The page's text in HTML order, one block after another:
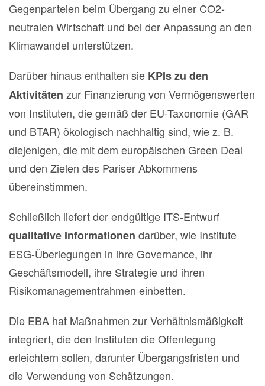
Gegenparteien beim Übergang zu einer CO2-
neutralen Wirtschaft und bei der Anpassung an den
Klimawandel unterstützen.
Darüber hinaus enthalten sie KPIs zu den
Aktivitäten zur Finanzierung von Vermögenswerten
von Instituten, die gemäß der EU-Taxonomie (GAR
und BTAR) ökologisch nachhaltig sind, wie z. B.
diejenigen, die mit dem europäischen Green Deal
und den Zielen des Pariser Abkommens
übereinstimmen.
Schließlich liefert der endgültige ITS-Entwurf
qualitative Informationen darüber, wie Institute
ESG-Überlegungen in ihre Governance, ihr
Geschäftsmodell, ihre Strategie und ihren
Risikomanagementrahmen einbetten.
Die EBA hat Maßnahmen zur Verhältnismäßigkeit
integriert, die den Instituten die Offenlegung
erleichtern sollen, darunter Übergangsfristen und
die Verwendung von Schätzungen.